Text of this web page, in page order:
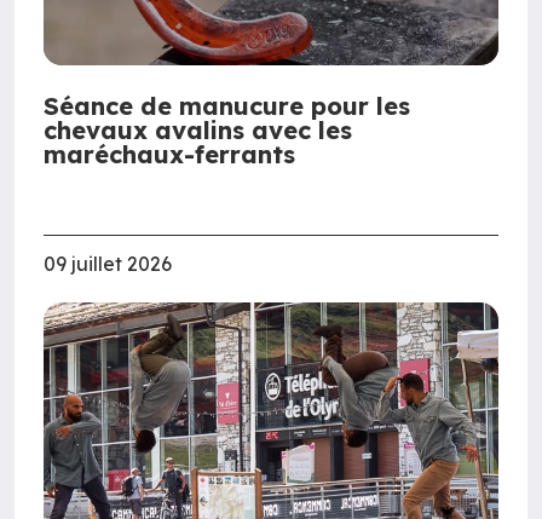
Séance de manucure pour les
chevaux avalins avec les
maréchaux-ferrants
09 juillet 2026